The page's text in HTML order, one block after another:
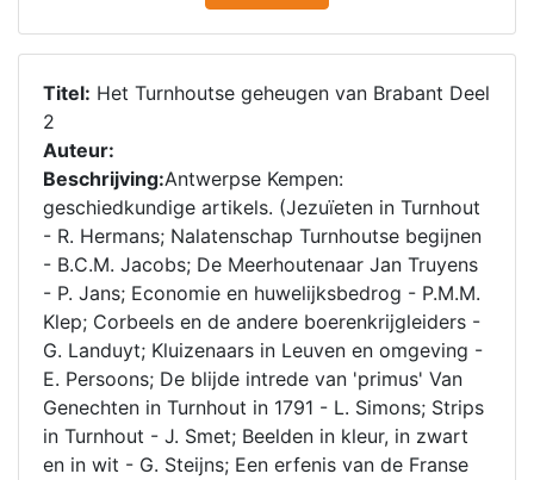
Titel: Het Turnhoutse geheugen van Brabant Deel
2
Auteur:
Beschrijving:Antwerpse Kempen:
geschiedkundige artikels. (Jezuïeten in Turnhout
- R. Hermans; Nalatenschap Turnhoutse begijnen
- B.C.M. Jacobs; De Meerhoutenaar Jan Truyens
- P. Jans; Economie en huwelijksbedrog - P.M.M.
Klep; Corbeels en de andere boerenkrijgleiders -
G. Landuyt; Kluizenaars in Leuven en omgeving -
E. Persoons; De blijde intrede van 'primus' Van
Genechten in Turnhout in 1791 - L. Simons; Strips
in Turnhout - J. Smet; Beelden in kleur, in zwart
en in wit - G. Steijns; Een erfenis van de Franse